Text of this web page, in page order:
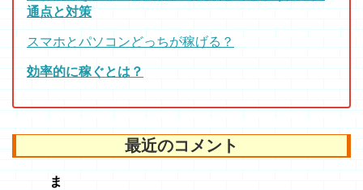
通点と対策
スマホとパソコンどっちが稼げる？
効率的に稼ぐとは？
最近のコメント
ま